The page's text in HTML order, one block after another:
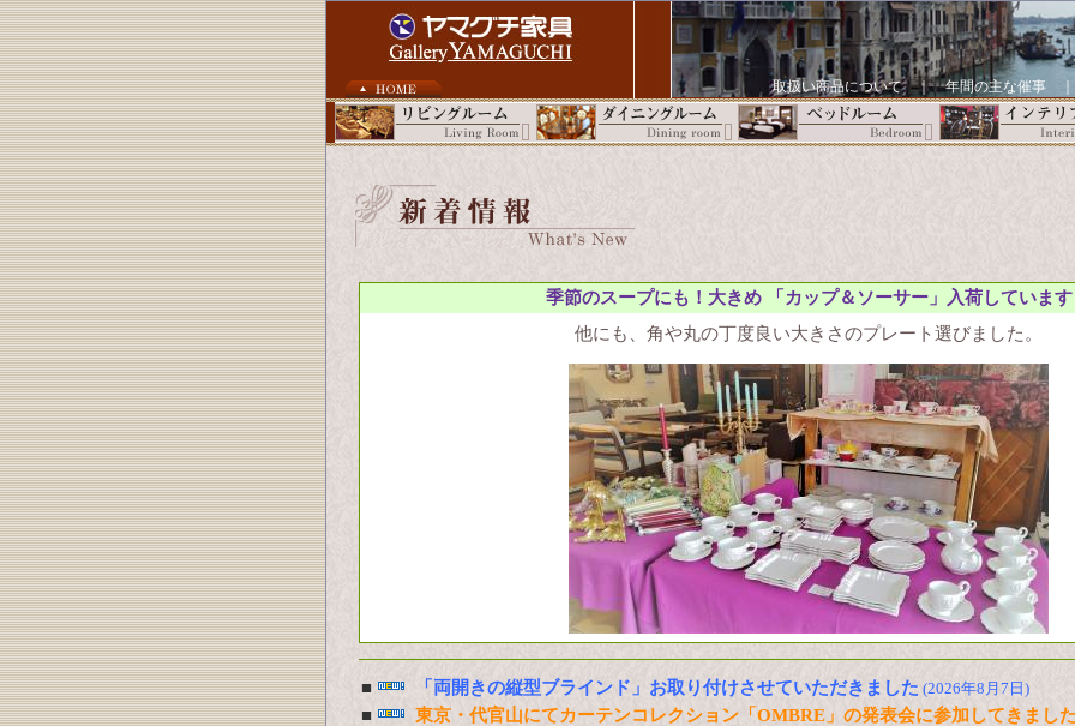
取扱い商品について｜年間の主な催事
季節のスープにも！大きめ 「カップ＆ソーサー」入荷しています
他にも、角や丸の丁度良い大きさのプレート選びました。
■ 「両開きの縦型ブラインド」お取り付けさせていただきました (2026年8月7日)
■
東京・代官山にてカーテンコレクション「OMBRE」の発表会に参加してきまし